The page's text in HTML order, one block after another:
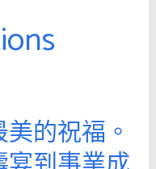
的祝福。